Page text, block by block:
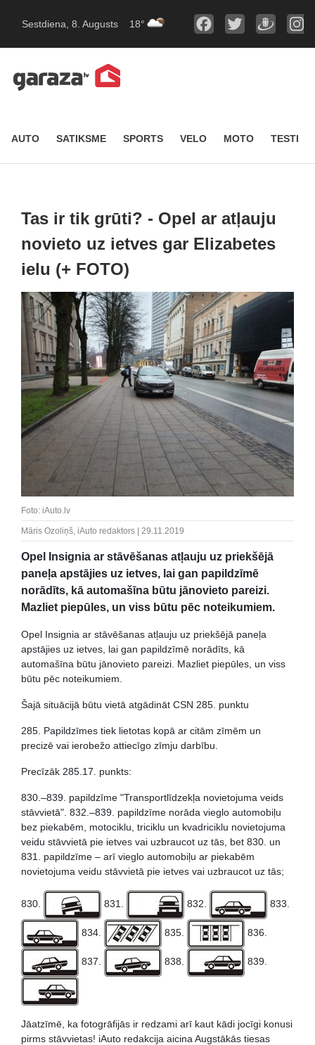
Sestdiena, 8. Augusts 18°
AUTO SATIKSME SPORTS VELO MOTO TESTI
Tas ir tik grūti? - Opel ar atļauju
novieto uz ietves gar Elizabetes
ielu (+ FOTO)
Foto: iAuto.lv
Māris Ozoliņš, iAuto redaktors | 29.11.2019
Opel Insignia ar stāvēšanas atļauju uz priekšējā
paneļa apstājies uz ietves, lai gan papildzīmē
norādīts, kā automašīna būtu jānovieto pareizi.
Mazliet piepūles, un viss būtu pēc noteikumiem.
Opel Insignia ar stāvēšanas atļauju uz priekšējā paneļa
apstājies uz ietves, lai gan papildzīmē norādīts, kā
automašīna būtu jānovieto pareizi. Mazliet piepūles, un viss
būtu pēc noteikumiem.
Šajā situācijā būtu vietā atgādināt CSN 285. punktu
285. Papildzīmes tiek lietotas kopā ar citām zīmēm un
precizē vai ierobežo attiecīgo zīmju darbību.
Precīzāk 285.17. punkts:
830.–839. papildzīme "Transportlīdzekļa novietojuma veids
stāvvietā". 832.–839. papildzīme norāda vieglo automobiļu
bez piekabēm, motociklu, triciklu un kvadriciklu novietojuma
veidu stāvvietā pie ietves vai uzbraucot uz tās, bet 830. un
831. papildzīme – arī vieglo automobiļu ar piekabēm
novietojuma veidu stāvvietā pie ietves vai uzbraucot uz tās;
830. 831. 832. 833.
834. 835. 836.
837. 838. 839.
Jāatzīmē, ka fotogrāfijās ir redzami arī kaut kādi jocīgi konusi
pirms stāvvietas! iAuto redakcija aicina Augstākās tiesas